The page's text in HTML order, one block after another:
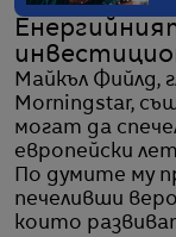
Майкъл Фийлд,
Morningstar,
могат да
европейски
По думите му
печеливши
които